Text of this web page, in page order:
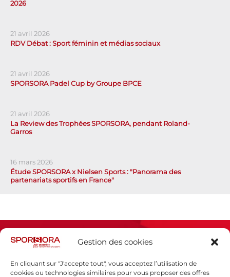
Gestion des cookies
En cliquant sur "J'accepte tout", vous acceptez l’utilisation de
cookies ou technologies similaires pour vous proposer des offres
2026
21 avril 2026
RDV Débat : Sport féminin et médias sociaux
21 avril 2026
SPORSORA Padel Cup by Groupe BPCE
21 avril 2026
La Review des Trophées SPORSORA, pendant Roland-
Garros
16 mars 2026
Étude SPORSORA x Nielsen Sports : "Panorama des
partenariats sportifs en France"